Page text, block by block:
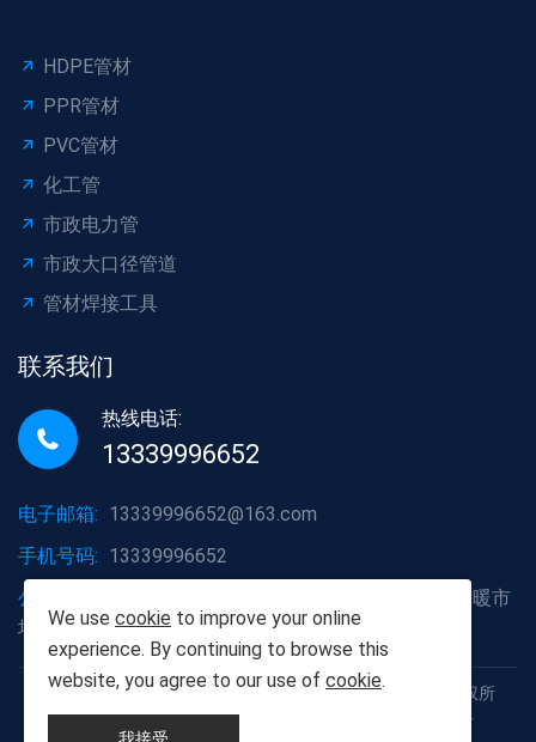
HDPE管材
PPR管材
PVC管材
化工管
市政电力管
市政大口径管道
管材焊接工具
联系我们
热线电话:
13339996652
电子邮箱: 13339996652@163.com
手机号码: 13339996652
公司地址:
湖北省武汉市洪山区白沙洲大道烽火五金水暖市
场A2栋6号
Copyright © 2012-2025 武汉胡杨树建材有限责任公司 版权所
有 鄂ICP备19013111号 鄂公网安备42011102005926号
We use cookie to improve your online
experience. By continuing to browse this
website, you agree to our use of cookie.